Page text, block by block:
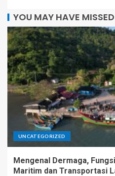
YOU MAY HAVE MISSED
UNCATEGORIZED
Mengenal Dermaga,
Maritim dan Transportasi